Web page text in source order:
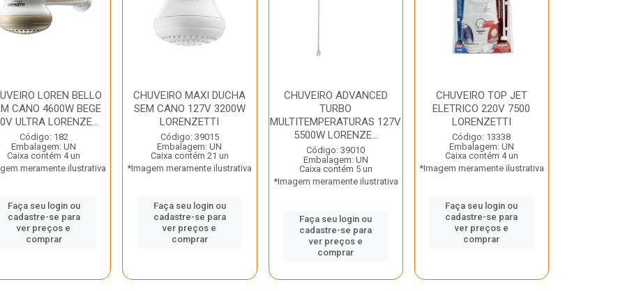
LOREN BELLO
CANO 4600W BEGE
ULTRA LORENZE...
Código: 182
Embalagem: UN
Caixa contém 4 un
meramente ilustrativa
Faça seu login ou
cadastre-se para
ver preços e
comprar
CHUVEIRO MAXI DUCHA
SEM CANO 127V 3200W
LORENZETTI
Código: 39015
Embalagem: UN
Caixa contém 21 un
*Imagem meramente ilustrativa
Faça seu login ou
cadastre-se para
ver preços e
comprar
CHUVEIRO ADVANCED
TURBO
MULTITEMPERATURAS 127V
5500W LORENZE...
Código: 39010
Embalagem: UN
Caixa contém 5 un
*Imagem meramente ilustrativa
Faça seu login ou
cadastre-se para
ver preços e
comprar
CHUVEIRO TOP JET
ELETRICO 220V 7500
LORENZETTI
Código: 13338
Embalagem: UN
Caixa contém 4 un
*Imagem meramente ilustrativa
Faça seu login ou
cadastre-se para
ver preços e
comprar